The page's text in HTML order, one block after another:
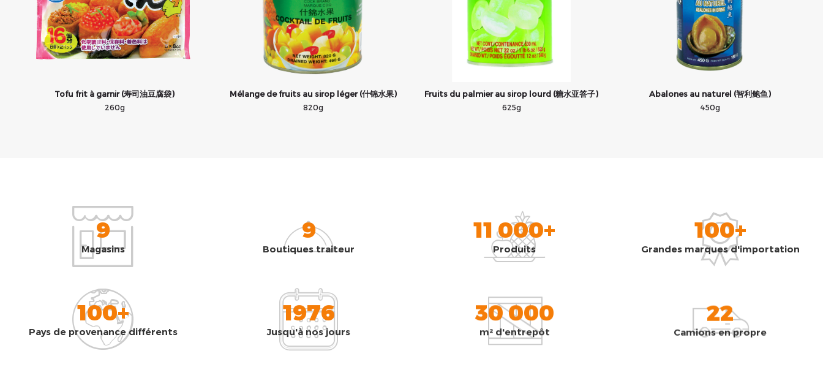
Tofu frit à garnir (寿司油豆腐袋)
260g
Mélange de fruits au sirop léger (什锦水果)
820g
Fruits du palmier au sirop lourd (糖水亚答子)
625g
Abalones au naturel (智利鲍鱼)
450g
9
Magasins
9
Boutiques traiteur
11 000+
Produits
100+
Grandes marques d'importation
100+
Pays de provenance différents
1976
Jusqu'à nos jours
30 000
m² d'entrepôt
22
Camions en propre